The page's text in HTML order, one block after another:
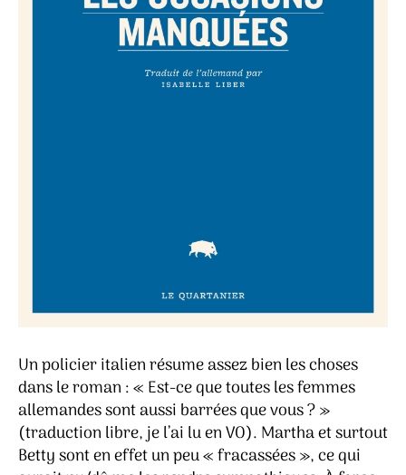
Un policier italien résume assez bien les choses
dans le roman : « Est-ce que toutes les femmes
allemandes sont aussi barrées que vous ? »
(traduction libre, je l’ai lu en VO). Martha et surtout
Betty sont en effet un peu « fracassées », ce qui